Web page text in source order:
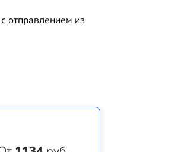
отправлением из